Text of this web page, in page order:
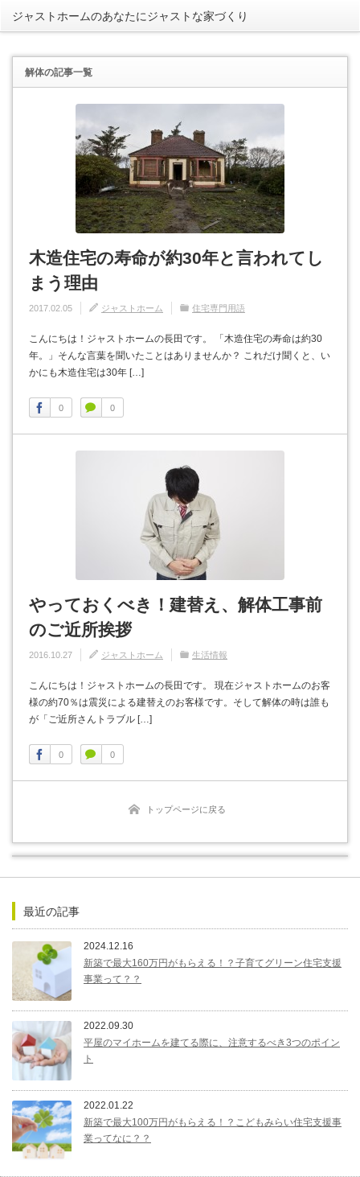
ジャストホームのあなたにジャストな家づくり
解体の記事一覧
木造住宅の寿命が約30年と言われてし
まう理由
2017.02.05 ジャストホーム 住宅専門用語
こんにちは！ジャストホームの長田です。 「木造住宅の寿命は約30
年。」そんな言葉を聞いたことはありませんか？ これだけ聞くと、い
かにも木造住宅は30年 […]
0 0
やっておくべき！建替え、解体工事前
のご近所挨拶
2016.10.27 ジャストホーム 生活情報
こんにちは！ジャストホームの長田です。 現在ジャストホームのお客
様の約70％は震災による建替えのお客様です。そして解体の時は誰も
が「ご近所さんトラブル […]
0 0
トップページに戻る
最近の記事
2024.12.16
新築で最大160万円がもらえる！？子育てグリーン住宅支援
事業って？？
2022.09.30
平屋のマイホームを建てる際に、注意するべき3つのポイン
ト
2022.01.22
新築で最大100万円がもらえる！？こどもみらい住宅支援事
業ってなに？？